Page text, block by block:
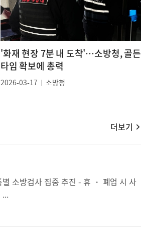
'화재 현장 7분 내 도착'…소방청, 골든
타임 확보에 총력
2026-03-17 소방청
기화에 따른 휴 · 폐업 ...
보
더보기